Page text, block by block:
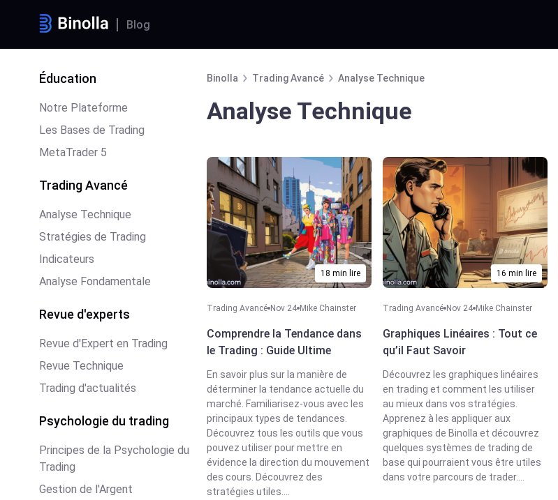
Blog
Éducation
Notre Plateforme
Les Bases de Trading
MetaTrader 5
Trading Avancé
Analyse Technique
Stratégies de Trading
Indicateurs
Analyse Fondamentale
Revue d'experts
Revue d'Expert en Trading
Revue Technique
Trading d'actualités
Psychologie du trading
Principes de la Psychologie du
Trading
Gestion de l'Argent
Binolla Trading Avancé Analyse Technique
Analyse Technique
18 min lire
Trading Avancé Nov 24 Mike Chainster
Comprendre la Tendance dans
le Trading : Guide Ultime
En savoir plus sur la manière de
déterminer la tendance actuelle du
marché. Familiarisez-vous avec les
principaux types de tendances.
Découvrez tous les outils que vous
pouvez utiliser pour mettre en
évidence la direction du mouvement
des cours. Découvrez des
stratégies utiles....
16 min lire
Trading Avancé Nov 24 Mike Chainster
Graphiques Linéaires : Tout ce
qu’il Faut Savoir
Découvrez les graphiques linéaires
en trading et comment les utiliser
au mieux dans vos stratégies.
Apprenez à les appliquer aux
graphiques de Binolla et découvrez
quelques systèmes de trading de
base qui pourraient vous être utiles
dans votre parcours de trader....